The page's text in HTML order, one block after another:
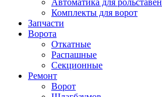
Автоматика для рольставен
Комплекты для ворот
Запчасти
Ворота
Откатные
Распашные
Секционные
Ремонт
Ворот